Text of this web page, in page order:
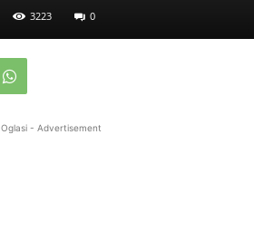
3223 0
Oglasi - Advertisement